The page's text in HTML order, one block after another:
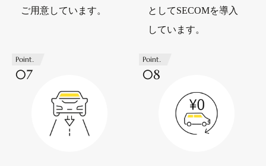
ご用意しています。
としてSECOMを導入
しています。
Point.
07
Point.
08